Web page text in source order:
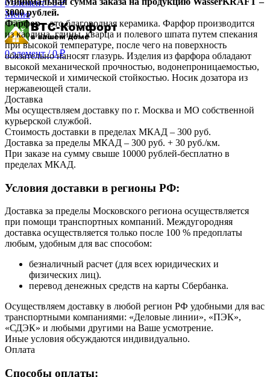
0элемент / 0₽
Меню
0элемент / 0₽
3000 рублей.
Фарфор– это благородная керамика. Фарфор производится
из каолина, глины, кварца и полевого шпата путем спекания
при высокой температуре, после чего на поверхность
обязательно наносят глазурь. Изделия из фарфора обладают
высокой механической прочностью, водонепроницаемостью,
термической и химической стойкостью. Носик дозатора из
нержавеющей стали.
Доставка
Мы осуществляем доставку по г. Москва и МО собственной
курьерской службой.
Стоимость доставки в пределах МКАД – 300 руб.
Доставка за пределы МКАД – 300 руб. + 30 руб./км.
При заказе на сумму свыше 10000 рублей-бесплатно в
пределах МКАД.
Условия доставки в регионы РФ:
Доставка за пределы Московского региона осуществляется
при помощи транспортных компаний. Междугородняя
доставка осуществляется только после 100 % предоплаты
любым, удобным для вас способом:
безналичный расчет (для всех юридических и
физических лиц).
перевод денежных средств на карты Сбербанка.
Осуществляем доставку в любой регион РФ удобными для вас
транспортными компаниями: «Деловые линии», «ПЭК»,
«СДЭК» и любыми другими на Ваше усмотрение.
Иные условия обсуждаются индивидуально.
Оплата
Способы оплаты: